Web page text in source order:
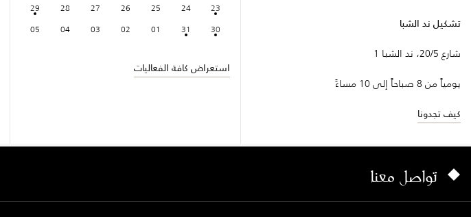
تشكيل ند الشبا
شارع 20/5، ند الشبا 1
يومياً من 8 صباحاً إلى 10 مساءً
كيف تجدونا
23
24
25
26
27
28
29
30
31
01
02
03
04
05
استعراض كافة الفعاليات
تواصل معنا